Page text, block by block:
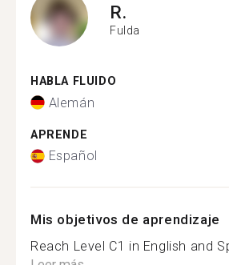
R.
Fulda
HABLA FLUIDO
Alemán
APRENDE
Español
Mis objetivos de aprendizaje
Reach Level C1 in English and